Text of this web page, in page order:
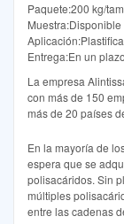
Paquete:200 kg/
Muestra:Disponible
Entrega:En un
La empresa
con más de 150
más de 20 países
En la mayoría de
espera que se
polisacáridos. Sin
múltiples
entre las cadenas